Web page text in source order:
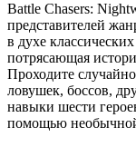
Battle Chasers:
представителей
в духе
потрясающая
Проходите
ловушек, боссов,
навыки шести
помощью